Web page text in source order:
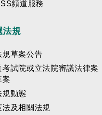
頻道服務
法規
規草案公告
考試院或立法院審議法律案
案
規動態
法及相關法規